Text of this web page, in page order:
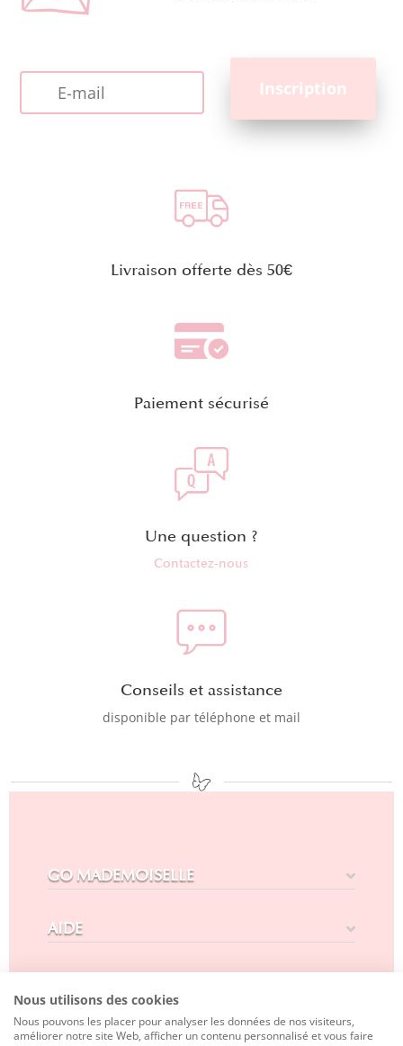
Livraison offerte dès 50€
Paiement sécurisé
Une question ?
Contactez-nous
Conseils et assistance
disponible par téléphone et mail
GO MADEMOISELLE
AIDE
SUIVEZ-NOUS
Nous utilisons des cookies
Nous pouvons les placer pour analyser les données de nos visiteurs,
améliorer notre site Web, afficher un contenu personnalisé et vous faire